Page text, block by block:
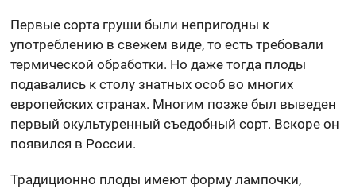
Первые сорта груши были непригодны к
употреблению в свежем виде, то есть требовали
термической обработки. Но даже тогда плоды
подавались к столу знатных особ во многих
европейских странах. Многим позже был выведен
первый окультуренный съедобный сорт. Вскоре он
появился в России.
Традиционно плоды имеют форму лампочки,